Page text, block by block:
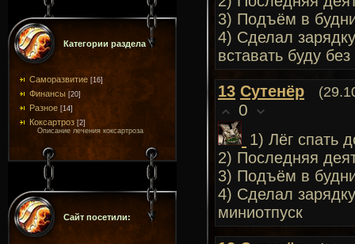
Категории раздела
Саморазвитие [16]
Финансы [20]
Разное [14]
Коксартроз [2]
Описание лечения коксартроза
Сайт посетили:
3) Подъём в
4) Сделал
вставать буду
13 Сутенёр
0
1) Лёг спать
2) Последняя
3) Подъём в
4) Сделал
миниотпуск